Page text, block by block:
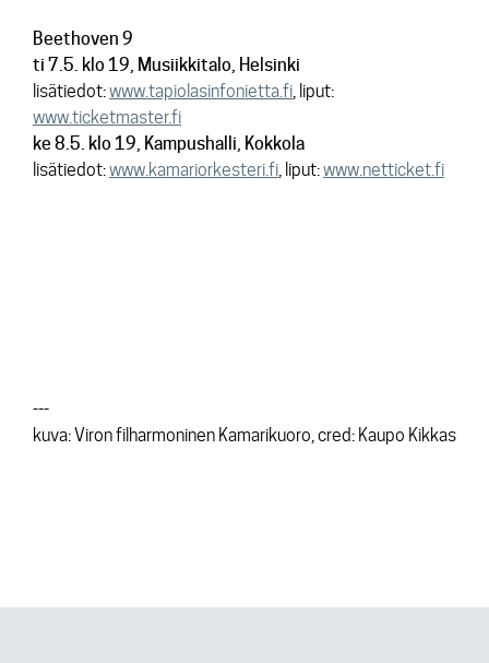
Beethoven 9
ti 7.5. klo 19, Musiikkitalo, Helsinki
lisätiedot:www.tapiolasinfonietta.fi, liput:
www.ticketmaster.fi
ke 8.5. klo 19, Kampushalli, Kokkola
lisätiedot:www.kamariorkesteri.fi, liput:www.netticket.fi
---
kuva: Viron filharmoninen Kamarikuoro, cred: Kaupo Kikkas